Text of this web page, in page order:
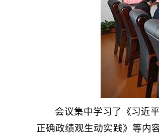
会议集中学习了《习近
正确政绩观生动实践》等内